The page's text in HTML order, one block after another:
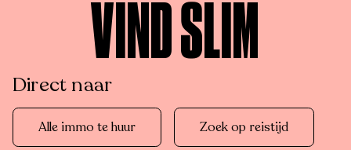
VIND SLIM
Direct naar
Alle immo te huur Zoek op reistijd